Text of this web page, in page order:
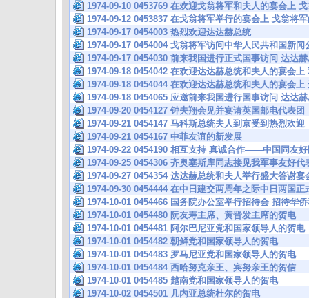
1974-09-10 0453769 在欢迎戈翁将军和夫人的宴会上
1974-09-12 0453837 在戈翁将军举行的宴会上 戈翁将
1974-09-17 0454003 热烈欢迎达达赫总统
1974-09-17 0454004 戈翁将军访问中华人民共和国新闻
1974-09-17 0454030 前来我国进行正式国事访问 达达
1974-09-18 0454042 在欢迎达达赫总统和夫人的宴会
1974-09-18 0454044 在欢迎达达赫总统和夫人的宴会上
1974-09-18 0454065 应邀前来我国进行国事访问 达达
1974-09-20 0454127 钟夫翔会见并宴请英国邮电代表团
1974-09-21 0454147 马科斯总统夫人到京受到热烈欢迎
1974-09-21 0454167 中菲友谊的新发展
1974-09-22 0454190 相互支持 真诚合作——中国同友
1974-09-25 0454306 齐奥塞斯库同志接见我军事友好
1974-09-27 0454354 达达赫总统和夫人举行盛大答谢宴
1974-09-30 0454444 在中日建交两周年之际中日两国
1974-10-01 0454466 国务院办公室举行招待会 招待华
1974-10-01 0454480 阮友寿主席、黄晋发主席的贺电
1974-10-01 0454481 阿尔巴尼亚党和国家领导人的贺电
1974-10-01 0454482 朝鲜党和国家领导人的贺电
1974-10-01 0454483 罗马尼亚党和国家领导人的贺电
1974-10-01 0454484 西哈努克亲王、宾努亲王的贺信
1974-10-01 0454485 越南党和国家领导人的贺电
1974-10-02 0454501 几内亚总统杜尔的贺电